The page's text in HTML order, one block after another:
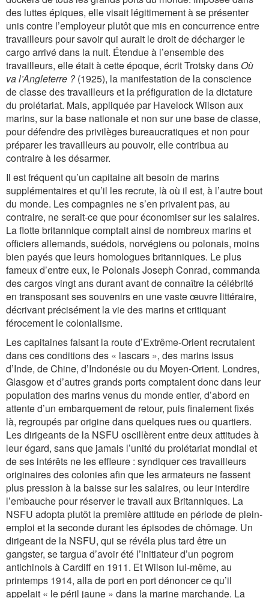
des luttes épiques, elle visait légitimement à se présenter
unis contre l’employeur plutôt que mis en concurrence entre
travailleurs pour savoir qui aurait le droit de décharger le
cargo arrivé dans la nuit. Étendue à l’ensemble des
travailleurs, elle était à cette époque, écrit Trotsky dans Où
va l’Angleterre ?(1925), la manifestation de la conscience
de classe des travailleurs et la préfiguration de la dictature
du prolétariat. Mais, appliquée par Havelock Wilson aux
marins, sur la base nationale et non sur une base de classe,
pour défendre des privilèges bureaucratiques et non pour
préparer les travailleurs au pouvoir, elle contribua au
contraire à les désarmer.
Il est fréquent qu’un capitaine ait besoin de marins
supplémentaires et qu’il les recrute, là où il est, à l’autre bout
du monde. Les compagnies ne s’en privaient pas, au
contraire, ne serait-ce que pour économiser sur les salaires.
La flotte britannique comptait ainsi de nombreux marins et
officiers allemands, suédois, norvégiens ou polonais, moins
bien payés que leurs homologues britanniques. Le plus
fameux d’entre eux, le Polonais Joseph Conrad, commanda
des cargos vingt ans durant avant de connaître la célébrité
en transposant ses souvenirs en une vaste œuvre littéraire,
décrivant précisément la vie des marins et critiquant
férocement le colonialisme.
Les capitaines faisant la route d’Extrême-Orient recrutaient
dans ces conditions des « lascars », des marins issus
d’Inde, de Chine, d’Indonésie ou du Moyen-Orient. Londres,
Glasgow et d’autres grands ports comptaient donc dans leur
population des marins venus du monde entier, d’abord en
attente d’un embarquement de retour, puis finalement fixés
là, regroupés par origine dans quelques rues ou quartiers.
Les dirigeants de la NSFU oscillèrent entre deux attitudes à
leur égard, sans que jamais l’unité du prolétariat mondial et
de ses intérêts ne les effleure : syndiquer ces travailleurs
originaires des colonies afin que les armateurs ne fassent
plus pression à la baisse sur les salaires, ou leur interdire
l’embauche pour réserver le travail aux Britanniques. La
NSFU adopta plutôt la première attitude en période de plein-
emploi et la seconde durant les épisodes de chômage. Un
dirigeant de la NSFU, qui se révéla plus tard être un
gangster, se targua d’avoir été l’initiateur d’un pogrom
antichinois à Cardiff en 1911. Et Wilson lui-même, au
printemps 1914, alla de port en port dénoncer ce qu’il
appelait « le péril jaune » dans la marine marchande. La